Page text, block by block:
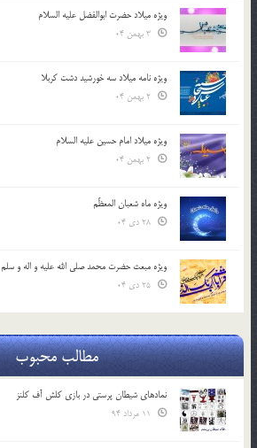
ویژه میلاد حضرت ابوالفضل علیه السلام
ویژه نامه میلاد سه خورشید دشت کربلا
ویژه میلاد امام حسین علیه السلام
ویژه ماه شعبان المعظّم
ویژه مبعث حضرت محمد صلی الله علیه و اله و سلم
مطالب محبوب
نمادهای شیطان پرستی در بازی کلش آف کلنز